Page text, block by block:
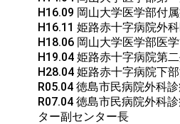
H16.09 岡山大学医学部付
H16.11 姫路赤十字病院外
H18.06 岡山大学医学部医
H19.04 姫路赤十字病院第
H28.04 姫路赤十字病院下
R05.04 徳島市民病院外科
R07.04 徳島市民病院外科
ター副センター長